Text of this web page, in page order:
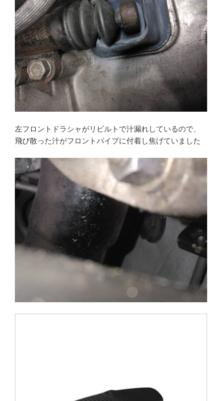
左フロントドラシャがリビルトで汁漏れしているので、
飛び散った汁がフロントパイプに付着し焦げていました